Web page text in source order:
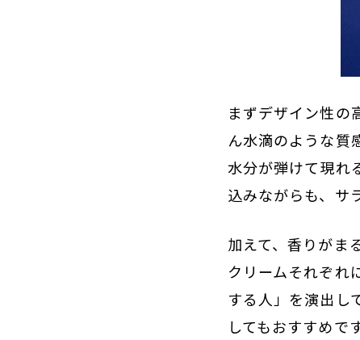
まずデザイン性の
ん水滴のような
水分が弾けて現れ
込みながらも、サ
加えて、香りがま
クリームそれぞれ
する人」を演出し
してもおすすめで